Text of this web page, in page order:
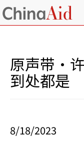
原声带·
到处都是
8/18/2023